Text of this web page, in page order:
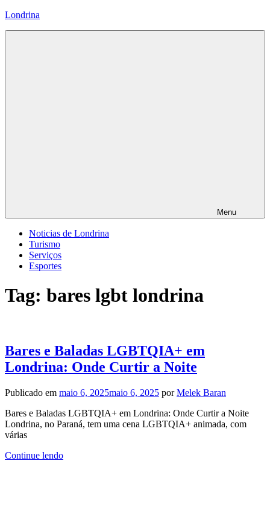
Pular
Londrina
Menu
Noticias de Londrina
Turismo
Serviços
Esportes
Tag: bares lgbt londrina
Bares e Baladas LGBTQIA+ em
Londrina: Onde Curtir a Noite
Publicado em maio 6, 2025maio 6, 2025 porMelek Baran
Bares e Baladas LGBTQIA+ em Londrina: Onde Curtir a Noite
Londrina, no Paraná, tem uma cena LGBTQIA+ animada, com
várias
Continue lendo